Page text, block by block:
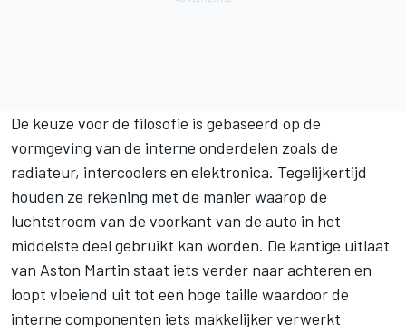
De keuze voor de filosofie is gebaseerd op de
vormgeving van de interne onderdelen zoals de
radiateur, intercoolers en elektronica. Tegelijkertijd
houden ze rekening met de manier waarop de
luchtstroom van de voorkant van de auto in het
middelste deel gebruikt kan worden. De kantige uitlaat
van Aston Martin staat iets verder naar achteren en
loopt vloeiend uit tot een hoge taille waardoor de
interne componenten iets makkelijker verwerkt